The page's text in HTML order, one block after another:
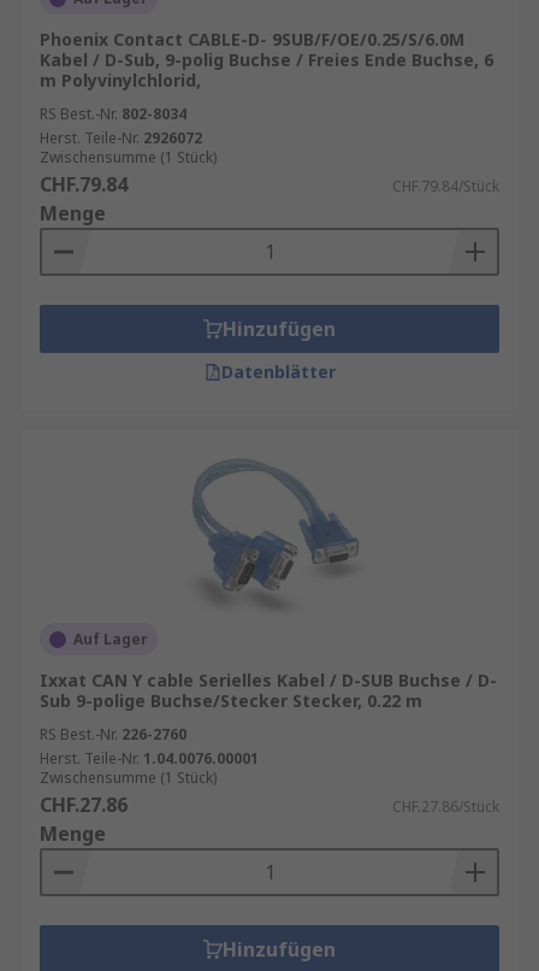
Phoenix Contact CABLE-D- 9SUB/F/OE/0.25/S/6.0M
Kabel / D-Sub, 9-polig Buchse / Freies Ende Buchse, 6
m Polyvinylchlorid,
RS Best.-Nr. 802-8034
Herst. Teile-Nr. 2926072
Zwischensumme (1 Stück)
CHF.79.84 CHF.79.84/Stück
Menge
Hinzufügen
Datenblätter
Auf Lager
Ixxat CAN Y cable Serielles Kabel / D-SUB Buchse / D-
Sub 9-polige Buchse/Stecker Stecker, 0.22 m
RS Best.-Nr. 226-2760
Herst. Teile-Nr. 1.04.0076.00001
Zwischensumme (1 Stück)
CHF.27.86 CHF.27.86/Stück
Menge
Hinzufügen